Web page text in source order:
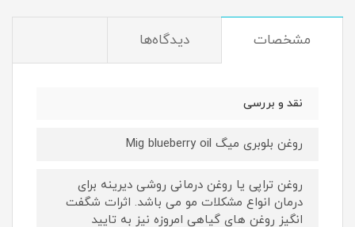
مشخصات دیدگاه‌ها
نقد و بررسی
روغن بلوبری میگ Mig blueberry oil
روغن تراپی یا روغن درمانی روشی دیرینه برای
درمان انواع مشکلات مو می باشد. اثرات شگفت
انگیز روغن های گیاهی امروزه نیز به تایید